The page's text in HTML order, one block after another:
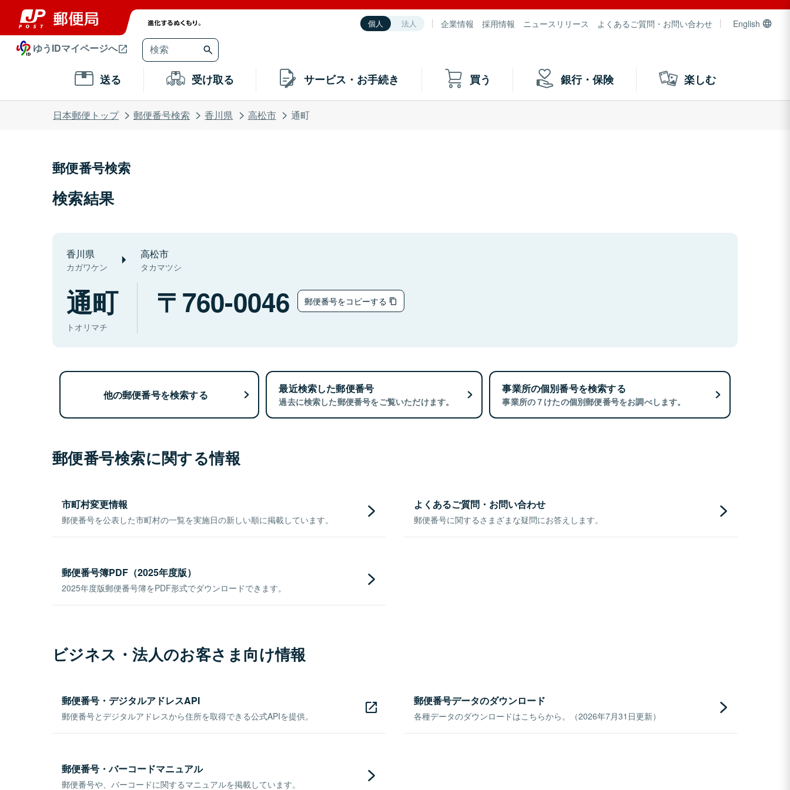
個人 法人 企業情報 採用情報 ニュースリリース よくあるご質問・お問い合わせ English
ゆうIDマイページへ
送る 受け取る サービス・お手続き 買う 銀行・保険 楽しむ
日本郵便トップ 郵便番号検索 香川県 高松市 通町
郵便番号検索
検索結果
香川県
カガワケン
高松市
タカマツシ
通町
トオリマチ
760-0046 郵便番号をコピーする
他の郵便番号を検索する 最近検索した郵便番号
過去に検索した郵便番号をご覧いただけます。
事業所の個別番号を検索する
事業所の７けたの個別郵便番号をお調べします。
郵便番号検索に関する情報
市町村変更情報
郵便番号を公表した市町村の一覧を実施日の新しい順に掲載しています。
よくあるご質問・お問い合わせ
郵便番号に関するさまざまな疑問にお答えします。
郵便番号簿PDF（2025年度版）
2025年度版郵便番号簿をPDF形式でダウンロードできます。
ビジネス・法人のお客さま向け情報
郵便番号・デジタルアドレスAPI
郵便番号とデジタルアドレスから住所を取得できる公式APIを提供。
郵便番号データのダウンロード
各種データのダウンロードはこちらから。（2026年7月31日更新）
郵便番号・バーコードマニュアル
郵便番号や、バーコードに関するマニュアルを掲載しています。